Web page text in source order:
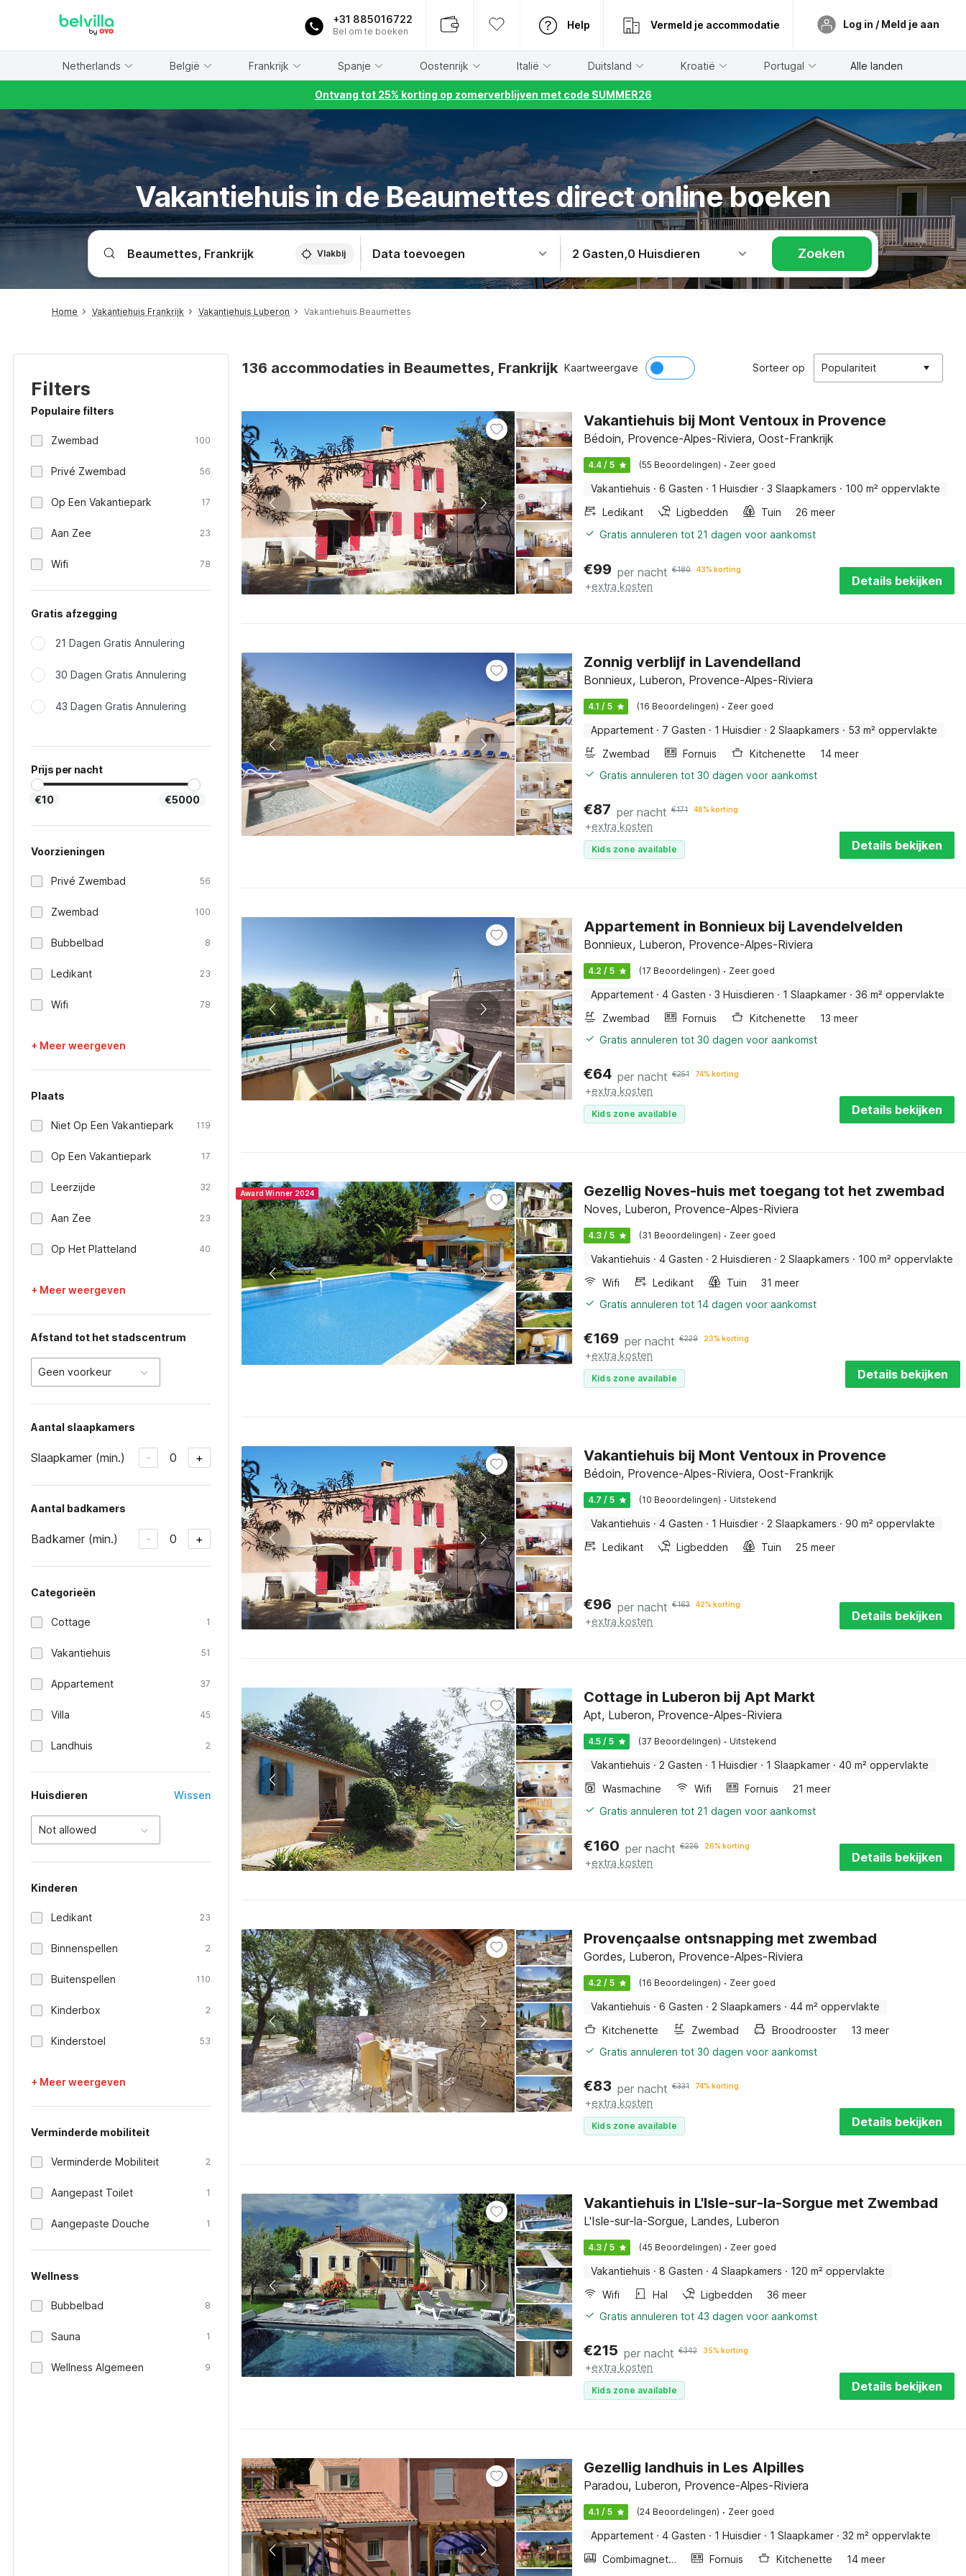
+31 885016722
Bel om te boeken
Help Vermeld je accommodatie Log in / Meld je aan
Netherlands België Frankrijk Spanje Oostenrijk Italië Duitsland Kroatië Portugal Alle landen
Ontvang tot 25% korting op zomerverblijven met code SUMMER26
Vakantiehuis in de Beaumettes direct online boeken
Vlakbij Data toevoegen 2 Gasten,0 Huisdieren Zoeken
Home Vakantiehuis Frankrijk Vakantiehuis Luberon Vakantiehuis Beaumettes
Filters
Populaire filters
Zwembad 100
Privé Zwembad 56
Op Een Vakantiepark 17
Aan Zee 23
Wifi 78
Gratis afzegging
21 Dagen Gratis Annulering
30 Dagen Gratis Annulering
43 Dagen Gratis Annulering
Prijs per nacht
€10 €5000
Voorzieningen
Privé Zwembad 56
Zwembad 100
Bubbelbad 8
Ledikant 23
Wifi 78
+ Meer weergeven
Plaats
Niet Op Een Vakantiepark 119
Op Een Vakantiepark 17
Leerzijde 32
Aan Zee 23
Op Het Platteland 40
+ Meer weergeven
Afstand tot het stadscentrum
Geen voorkeur
Aantal slaapkamers
Slaapkamer (min.) - 0 +
Aantal badkamers
Badkamer (min.) - 0 +
Categorieën
Cottage 1
Vakantiehuis 51
Appartement 37
Villa 45
Landhuis 2
Huisdieren Wissen
Not allowed
Kinderen
Ledikant 23
Binnenspellen 2
Buitenspellen 110
Kinderbox 2
Kinderstoel 53
+ Meer weergeven
Verminderde mobiliteit
Verminderde Mobiliteit 2
Aangepast Toilet 1
Aangepaste Douche 1
Wellness
Bubbelbad 8
Sauna 1
Wellness Algemeen 9
136 accommodaties in Beaumettes, Frankrijk Kaartweergave Sorteer op Populariteit
Vakantiehuis bij Mont Ventoux in Provence
Bédoin, Provence-Alpes-Riviera, Oost-Frankrijk
4.4 / 5 (55 Beoordelingen) · Zeer goed
Vakantiehuis · 6 Gasten · 1 Huisdier · 3 Slaapkamers · 100 m² oppervlakte
Ledikant
Ligbedden Tuin
26 meer
Gratis annuleren tot 21 dagen voor aankomst
€99 per nacht €180 43% korting
+extra kosten Details bekijken
Zonnig verblijf in Lavendelland
Bonnieux, Luberon, Provence-Alpes-Riviera
4.1 / 5 (16 Beoordelingen) · Zeer goed
Appartement · 7 Gasten · 1 Huisdier · 2 Slaapkamers · 53 m² oppervlakte
Zwembad
Fornuis Kitchenette
14 meer
Gratis annuleren tot 30 dagen voor aankomst
€87 per nacht €171 48% korting
+extra kosten
Kids zone available Details bekijken
Appartement in Bonnieux bij Lavendelvelden
Bonnieux, Luberon, Provence-Alpes-Riviera
4.2 / 5 (17 Beoordelingen) · Zeer goed
Appartement · 4 Gasten · 3 Huisdieren · 1 Slaapkamer · 36 m² oppervlakte
Zwembad
Fornuis Kitchenette
13 meer
Gratis annuleren tot 30 dagen voor aankomst
€64 per nacht €251 74% korting
+extra kosten
Kids zone available Details bekijken
Award Winner 2024 Gezellig Noves-huis met toegang tot het zwembad
Noves, Luberon, Provence-Alpes-Riviera
4.3 / 5 (31 Beoordelingen) · Zeer goed
Vakantiehuis · 4 Gasten · 2 Huisdieren · 2 Slaapkamers · 100 m² oppervlakte
Wifi
Ledikant Tuin
31 meer
Gratis annuleren tot 14 dagen voor aankomst
€169 per nacht €229 23% korting
+extra kosten
Kids zone available Details bekijken
Vakantiehuis bij Mont Ventoux in Provence
Bédoin, Provence-Alpes-Riviera, Oost-Frankrijk
4.7 / 5 (10 Beoordelingen) · Uitstekend
Vakantiehuis · 4 Gasten · 1 Huisdier · 2 Slaapkamers · 90 m² oppervlakte
Ledikant
Ligbedden Tuin 25 meer
€96 per nacht €163 42% korting
+extra kosten Details bekijken
Cottage in Luberon bij Apt Markt
Apt, Luberon, Provence-Alpes-Riviera
4.5 / 5 (37 Beoordelingen) · Uitstekend
Vakantiehuis · 2 Gasten · 1 Huisdier · 1 Slaapkamer · 40 m² oppervlakte
Wasmachine
Wifi Fornuis
21 meer
Gratis annuleren tot 21 dagen voor aankomst
€160 per nacht €226 26% korting
+extra kosten Details bekijken
Provençaalse ontsnapping met zwembad
Gordes, Luberon, Provence-Alpes-Riviera
4.2 / 5 (16 Beoordelingen) · Zeer goed
Vakantiehuis · 6 Gasten · 2 Slaapkamers · 44 m² oppervlakte
Kitchenette
Zwembad Broodrooster
13 meer
Gratis annuleren tot 30 dagen voor aankomst
€83 per nacht €331 74% korting
+extra kosten
Kids zone available Details bekijken
Vakantiehuis in L'Isle-sur-la-Sorgue met Zwembad
L'Isle-sur-la-Sorgue, Landes, Luberon
4.3 / 5 (45 Beoordelingen) · Zeer goed
Vakantiehuis · 8 Gasten · 4 Slaapkamers · 120 m² oppervlakte
Wifi
Hal Ligbedden
36 meer
Gratis annuleren tot 43 dagen voor aankomst
€215 per nacht €342 35% korting
+extra kosten
Kids zone available Details bekijken
Gezellig landhuis in Les Alpilles
Paradou, Luberon, Provence-Alpes-Riviera
4.1 / 5 (24 Beoordelingen) · Zeer goed
Appartement · 4 Gasten · 1 Huisdier · 1 Slaapkamer · 32 m² oppervlakte
Combimagnetron
Fornuis Kitchenette
14 meer